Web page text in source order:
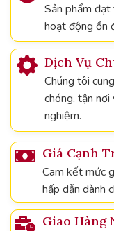
Sản phẩm đạt
hoạt động ổn
Dịch Vụ
Chúng tôi
chóng, tận
nghiệm.
Giá Cạnh
Cam kết mức
hấp dẫn dành
Giao Hàng